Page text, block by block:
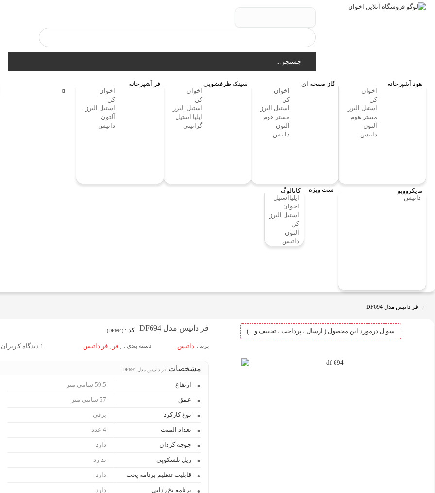
جستجو ...
هود آشپزخانه
اخوان
کن
استیل البرز
مستر هوم
آلتون
داتیس
گاز صفحه ای
اخوان
کن
استیل البرز
مستر هوم
آلتون
داتیس
سینک ظرفشویی
اخوان
کن
استیل البرز
ایلیا استیل
گرانیتی
فر آشپزخانه
اخوان
کن
استیل البرز
آلتون
داتیس
مایکروویو
داتیس
ست ویژه
کاتالوگ
ایلیااستیل
اخوان
استیل البرز
کن
آلتون
داتیس
فر داتیس مدل DF694
سوال درمورد این محصول ( ارسال ، پرداخت ، تخفیف و ...) فر داتیس مدل DF694 کد : (DF694)
برند : داتیس دسته بندی : , فر , فر داتیس 1 دیدگاه کاربران
مشخصات فر داتیس مدل DF694
ارتفاع 59.5 سانتی متر
عمق 57 سانتی متر
نوع کارکرد برقی
تعداد المنت 4 عدد
جوجه گردان دارد
ریل تلسکوپی ندارد
قابلیت تنظیم برنامه پخت دارد
برنامه یخ زدایی دارد